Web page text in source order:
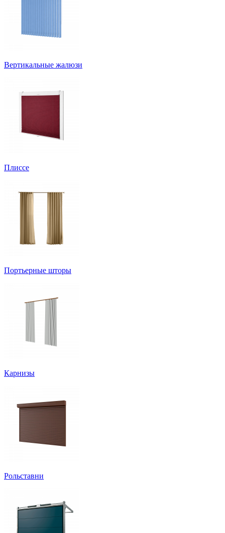
Вертикальные жалюзи
Плиссе
Портьерные шторы
Карнизы
Рольставни